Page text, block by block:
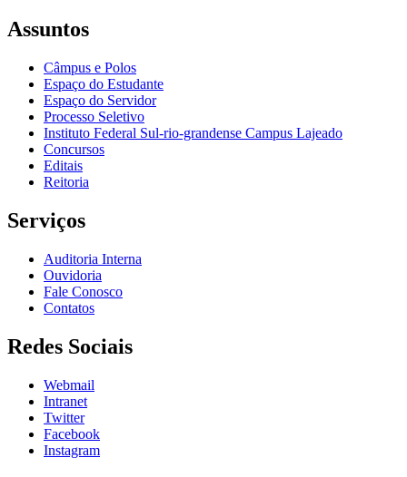
Assuntos
Câmpus e Polos
Espaço do Estudante
Espaço do Servidor
Processo Seletivo
Instituto Federal Sul-rio-grandense Campus Lajeado
Concursos
Editais
Reitoria
Serviços
Auditoria Interna
Ouvidoria
Fale Conosco
Contatos
Redes Sociais
Webmail
Intranet
Twitter
Facebook
Instagram